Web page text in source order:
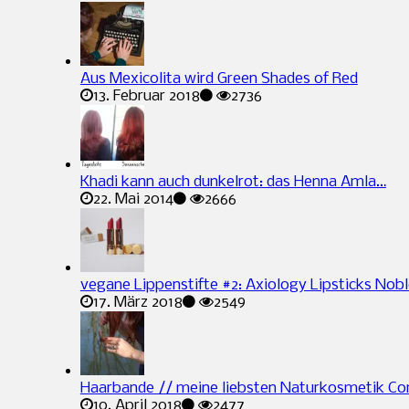
Aus Mexicolita wird Green Shades of Red
13. Februar 2018
2736
Khadi kann auch dunkelrot: das Henna Amla…
22. Mai 2014
2666
vegane Lippenstifte #2: Axiology Lipsticks
17. März 2018
2549
Haarbande // meine liebsten Naturkosmetik
10. April 2018
2477